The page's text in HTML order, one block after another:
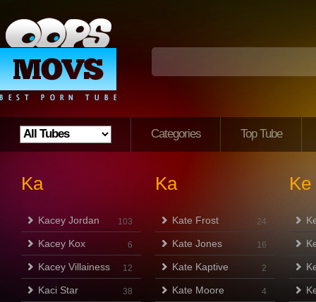
Categories Top Tube
Ka
Kacey Jordan 103
Kacey Kox 6
Kacey Villainess 12
Kaci Star 38
Ka
Kate Frost 24
Kate Jones 16
Kate Kaptive 2
Kate Moore 4
Ke